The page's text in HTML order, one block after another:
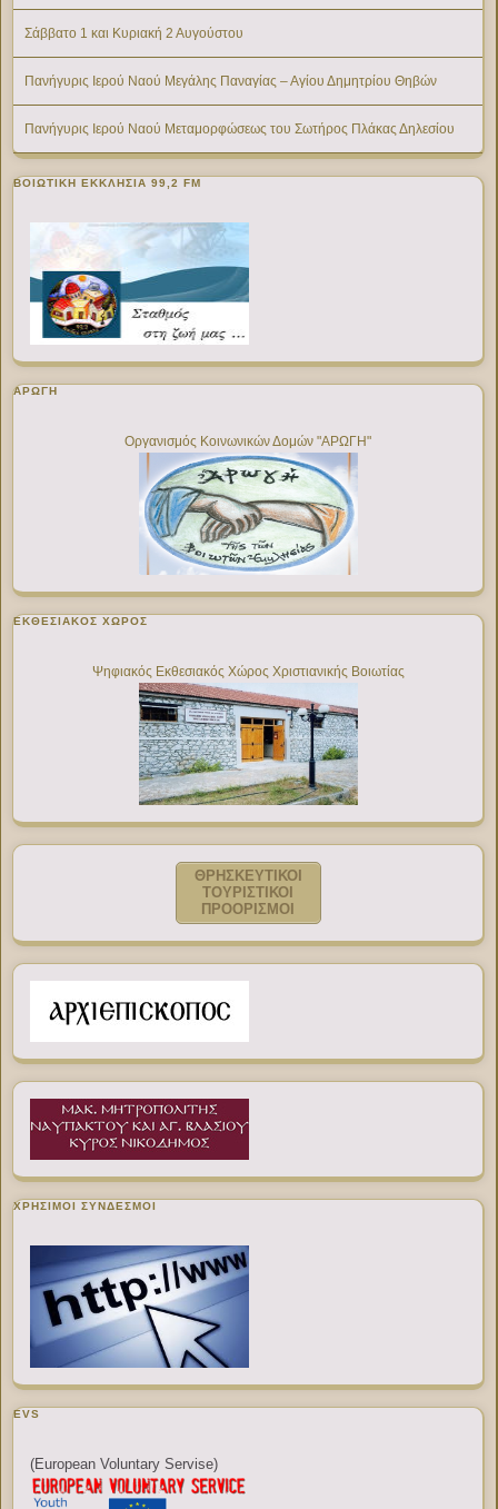
Σάββατο 1 και Κυριακή 2 Αυγούστου
Πανήγυρις Ιερού Ναού Μεγάλης Παναγίας – Αγίου Δημητρίου Θηβών
Πανήγυρις Ιερού Ναού Μεταμορφώσεως του Σωτήρος Πλάκας Δηλεσίου
ΒΟΙΩΤΙΚΉ ΕΚΚΛΗΣΊΑ 99,2 FM
ΑΡΩΓΗ
Οργανισμός Κοινωνικών Δομών "ΑΡΩΓΗ"
ΕΚΘΕΣΙΑΚΌΣ ΧΏΡΟΣ
Ψηφιακός Εκθεσιακός Χώρος Χριστιανικής Βοιωτίας
ΘΡΗΣΚΕΥΤΙΚΟΙ
ΤΟΥΡΙΣΤΙΚΟΙ
ΠΡΟΟΡΙΣΜΟΙ
ΧΡΉΣΙΜΟΙ ΣΎΝΔΕΣΜΟΙ
EVS
(European Voluntary Servise)